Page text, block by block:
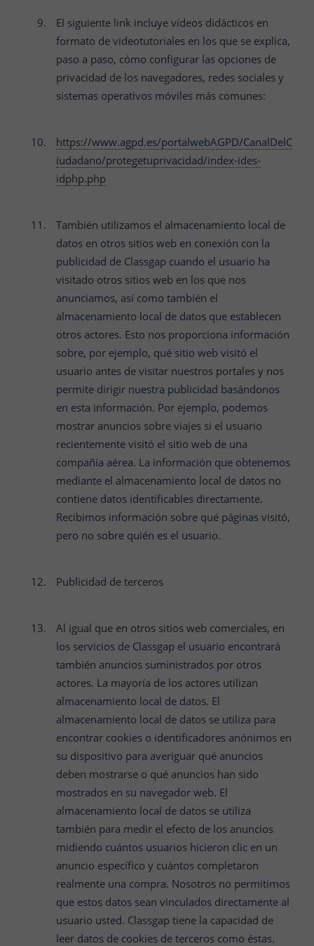
El siguiente link incluye vídeos didácticos en
formato de videotutoriales en los que se explica,
paso a paso, cómo configurar las opciones de
privacidad de los navegadores, redes sociales y
sistemas operativos móviles más comunes:
https://www.agpd.es/portalwebAGPD/CanalDelC
iudadano/protegetuprivacidad/index-ides-
idphp.php
También utilizamos el almacenamiento local de
datos en otros sitios web en conexión con la
publicidad de Classgap cuando el usuario ha
visitado otros sitios web en los que nos
anunciamos, así como también el
almacenamiento local de datos que establecen
otros actores. Esto nos proporciona información
sobre, por ejemplo, qué sitio web visitó el
usuario antes de visitar nuestros portales y nos
permite dirigir nuestra publicidad basándonos
en esta información. Por ejemplo, podemos
mostrar anuncios sobre viajes si el usuario
recientemente visitó el sitio web de una
compañía aérea. La información que obtenemos
mediante el almacenamiento local de datos no
contiene datos identificables directamente.
Recibimos información sobre qué páginas visitó,
pero no sobre quién es el usuario.
Publicidad de terceros
Al igual que en otros sitios web comerciales, en
los servicios de Classgap el usuario encontrará
también anuncios suministrados por otros
actores. La mayoría de los actores utilizan
almacenamiento local de datos. El
almacenamiento local de datos se utiliza para
encontrar cookies o identificadores anónimos en
su dispositivo para averiguar qué anuncios
deben mostrarse o qué anuncios han sido
mostrados en su navegador web. El
almacenamiento local de datos se utiliza
también para medir el efecto de los anuncios
midiendo cuántos usuarios hicieron clic en un
anuncio específico y cuántos completaron
realmente una compra. Nosotros no permitimos
que estos datos sean vinculados directamente al
usuario usted. Classgap tiene la capacidad de
leer datos de cookies de terceros como éstas.